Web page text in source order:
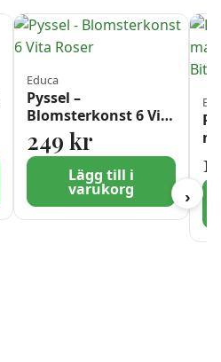
Educa
Pyssel –
Blomsterkonst 6 Vita
Roser
249 kr
Lägg till i
varukorg ›